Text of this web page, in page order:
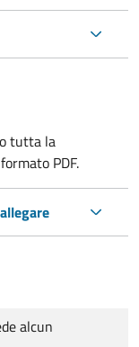
tutta la
PDF.
alcun